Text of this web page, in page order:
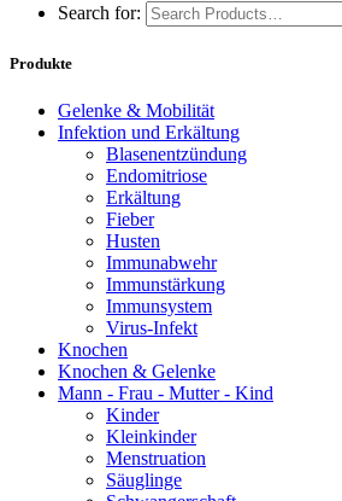
Search for:
Produkte
Gelenke & Mobilität
Infektion und Erkältung
Blasenentzündung
Endomitriose
Erkältung
Fieber
Husten
Immunabwehr
Immunstärkung
Immunsystem
Virus-Infekt
Knochen
Knochen & Gelenke
Mann - Frau - Mutter - Kind
Kinder
Kleinkinder
Menstruation
Säuglinge